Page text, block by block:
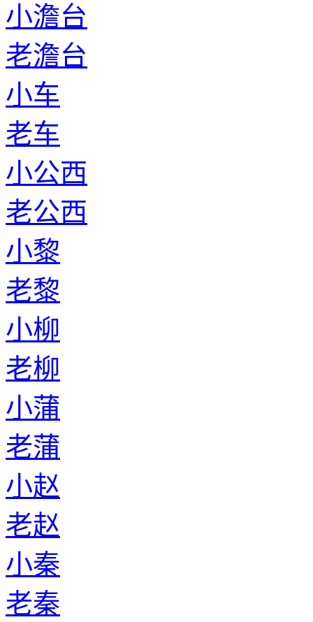
小澹台
老澹台
小车
老车
小公西
老公西
小黎
老黎
小柳
老柳
小蒲
老蒲
小赵
老赵
小秦
老秦